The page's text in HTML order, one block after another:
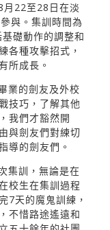
月22至28日在淡
與。集訓時間為
礎動作的調整和
各種攻擊招式，
所成長。
業的劍友及外校
技巧，了解其他
我們才豁然開
與劍友們對練切
導的劍友們。
集訓，無論是在
校生在集訓過程
7天的魔鬼訓練，
不惜路途遙遠和